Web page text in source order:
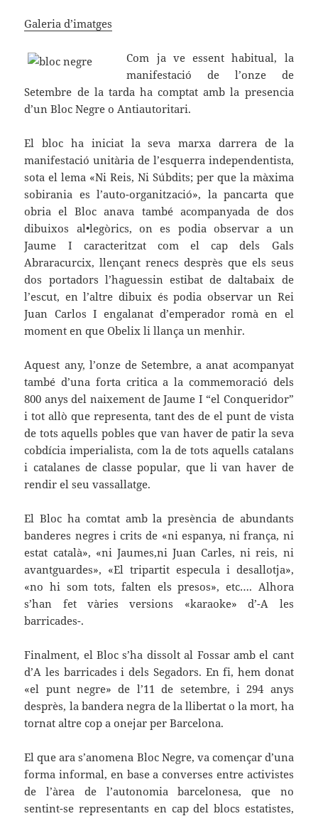
Galeria d’imatges
Com ja ve essent habitual, la
manifestació de l’onze de
Setembre de la tarda ha comptat amb la presencia
d’un Bloc Negre o Antiautoritari.
El bloc ha iniciat la seva marxa darrera de la
manifestació unitària de l’esquerra independentista,
sota el lema «Ni Reis, Ni Súbdits; per que la màxima
sobirania es l’auto-organització», la pancarta que
obria el Bloc anava també acompanyada de dos
dibuixos al•legòrics, on es podia observar a un
Jaume I caracteritzat com el cap dels Gals
Abraracurcix, llençant renecs desprès que els seus
dos portadors l’haguessin estibat de daltabaix de
l’escut, en l’altre dibuix és podia observar un Rei
Juan Carlos I engalanat d’emperador romà en el
moment en que Obelix li llança un menhir.
Aquest any, l’onze de Setembre, a anat acompanyat
també d’una forta critica a la commemoració dels
800 anys del naixement de Jaume I “el Conqueridor”
i tot allò que representa, tant des de el punt de vista
de tots aquells pobles que van haver de patir la seva
cobdícia imperialista, com la de tots aquells catalans
i catalanes de classe popular, que li van haver de
rendir el seu vassallatge.
El Bloc ha comtat amb la presència de abundants
banderes negres i crits de «ni espanya, ni frança, ni
estat català», «ni Jaumes,ni Juan Carles, ni reis, ni
avantguardes», «El tripartit especula i desallotja»,
«no hi som tots, falten els presos», etc…. Alhora
s’han fet vàries versions «karaoke» d’-A les
barricades-.
Finalment, el Bloc s’ha dissolt al Fossar amb el cant
d’A les barricades i dels Segadors. En fi, hem donat
«el punt negre» de l’11 de setembre, i 294 anys
desprès, la bandera negra de la llibertat o la mort, ha
tornat altre cop a onejar per Barcelona.
El que ara s’anomena Bloc Negre, va començar d’una
forma informal, en base a converses entre activistes
de l’àrea de l’autonomia barcelonesa, que no
sentint-se representants en cap del blocs estatistes,